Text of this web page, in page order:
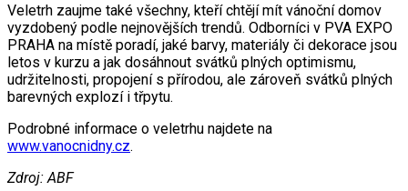
Veletrh zaujme také všechny, kteří chtějí mít vánoční domov
vyzdobený podle nejnovějších trendů. Odborníci v PVA EXPO
PRAHA na místě poradí, jaké barvy, materiály či dekorace jsou
letos v kurzu a jak dosáhnout svátků plných optimismu,
udržitelnosti, propojení s přírodou, ale zároveň svátků plných
barevných explozí i třpytu.
Podrobné informace o veletrhu najdete na
www.vanocnidny.cz.
Zdroj: ABF